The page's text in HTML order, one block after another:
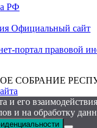
РФ
Официальный сайт
портал правовой
СОБРАНИЕ
и его
и на обработку